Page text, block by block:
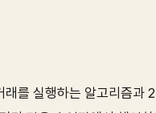
를 실행하는 알고리즘과